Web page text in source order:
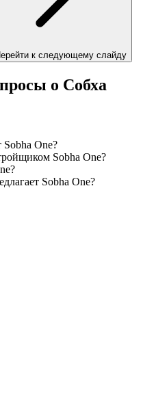
к следующему слайду
о Собха
One?
Sobha One?
Sobha One?